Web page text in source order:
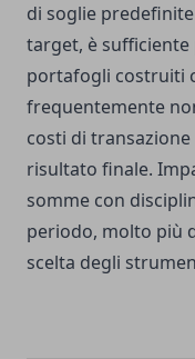
di soglie
target, è
portafogli costruiti
frequentemente
costi di
risultato finale.
somme con
periodo, molto più
scelta degli